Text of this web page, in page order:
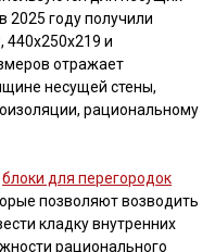
2025 году получили
и
отражает
несущей стены,
рациональному
блоки для перегородок
позволяют возводить
кладку внутренних
рационального